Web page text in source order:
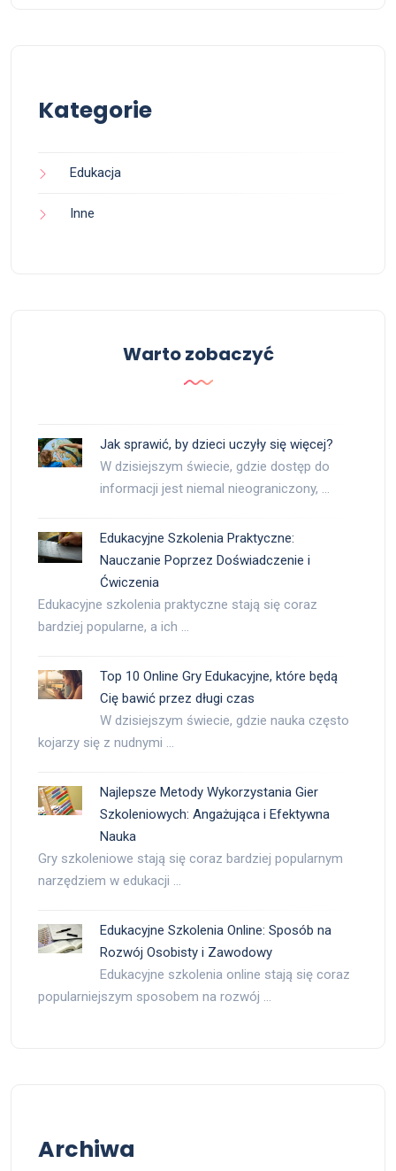
Kategorie
Edukacja
Inne
Warto zobaczyć
Jak sprawić, by dzieci uczyły się więcej?
W dzisiejszym świecie, gdzie dostęp do
informacji jest niemal nieograniczony, …
Edukacyjne Szkolenia Praktyczne:
Nauczanie Poprzez Doświadczenie i
Ćwiczenia
Edukacyjne szkolenia praktyczne stają się coraz
bardziej popularne, a ich …
Top 10 Online Gry Edukacyjne, które będą
Cię bawić przez długi czas
W dzisiejszym świecie, gdzie nauka często
kojarzy się z nudnymi …
Najlepsze Metody Wykorzystania Gier
Szkoleniowych: Angażująca i Efektywna
Nauka
Gry szkoleniowe stają się coraz bardziej popularnym
narzędziem w edukacji …
Edukacyjne Szkolenia Online: Sposób na
Rozwój Osobisty i Zawodowy
Edukacyjne szkolenia online stają się coraz
popularniejszym sposobem na rozwój …
Archiwa